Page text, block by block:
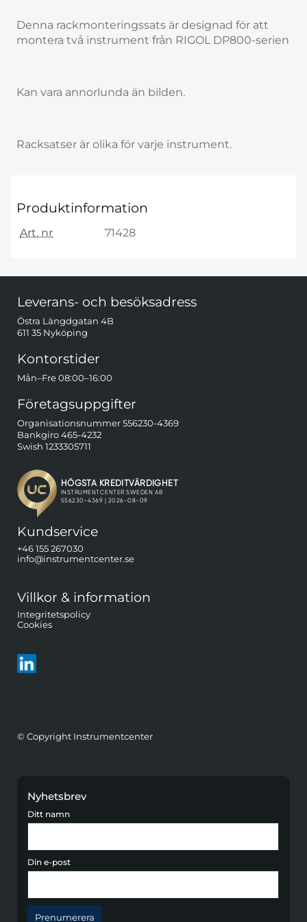
Denna rackmonteringssats är designad för att
montera två instrument från RIGOL DP800-serien
Kan vara annorlunda än bilden.
Racksatser är olika för varje instrument.
Produktinformation
Art. nr 71428
Leverans- och besöksadress
Östra Längdgatan 4B
611 35 Nyköping
Kontorstider
Mån–Fre 08:00–16:00
Företagsuppgifter
Organisationsnummer 556230-4369
Bankgiro 465-4232
Swish 1233305711
Kundservice
+46 155 267030
info@instrumentcenter.se
Villkor & information
Integritetspolicy
Cookies
© Copyright Instrumentcenter
Nyhetsbrev
Ditt namn
Din e-post